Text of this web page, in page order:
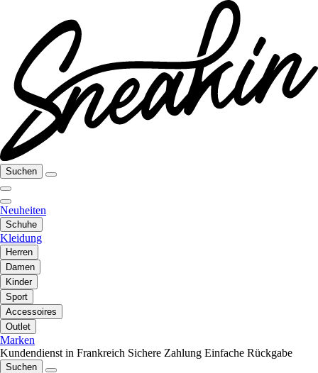
Suchen
Neuheiten
Schuhe
Kleidung
Herren
Damen
Kinder
Sport
Accessoires
Outlet
Marken
Kundendienst in Frankreich Sichere Zahlung Einfache Rückgabe
Suchen